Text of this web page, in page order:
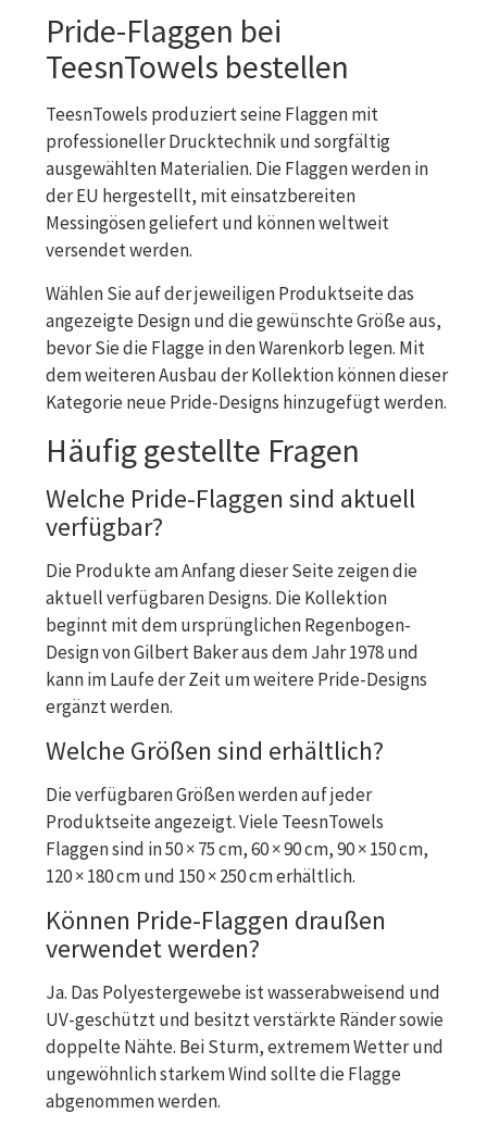
Pride-Flaggen bei
TeesnTowels bestellen
TeesnTowels produziert seine Flaggen mit
professioneller Drucktechnik und sorgfältig
ausgewählten Materialien. Die Flaggen werden in
der EU hergestellt, mit einsatzbereiten
Messingösen geliefert und können weltweit
versendet werden.
Wählen Sie auf der jeweiligen Produktseite das
angezeigte Design und die gewünschte Größe aus,
bevor Sie die Flagge in den Warenkorb legen. Mit
dem weiteren Ausbau der Kollektion können dieser
Kategorie neue Pride-Designs hinzugefügt werden.
Häufig gestellte Fragen
Welche Pride-Flaggen sind aktuell
verfügbar?
Die Produkte am Anfang dieser Seite zeigen die
aktuell verfügbaren Designs. Die Kollektion
beginnt mit dem ursprünglichen Regenbogen-
Design von Gilbert Baker aus dem Jahr 1978 und
kann im Laufe der Zeit um weitere Pride-Designs
ergänzt werden.
Welche Größen sind erhältlich?
Die verfügbaren Größen werden auf jeder
Produktseite angezeigt. Viele TeesnTowels
Flaggen sind in 50 × 75 cm, 60 × 90 cm, 90 × 150 cm,
120 × 180 cm und 150 × 250 cm erhältlich.
Können Pride-Flaggen draußen
verwendet werden?
Ja. Das Polyestergewebe ist wasserabweisend und
UV-geschützt und besitzt verstärkte Ränder sowie
doppelte Nähte. Bei Sturm, extremem Wetter und
ungewöhnlich starkem Wind sollte die Flagge
abgenommen werden.